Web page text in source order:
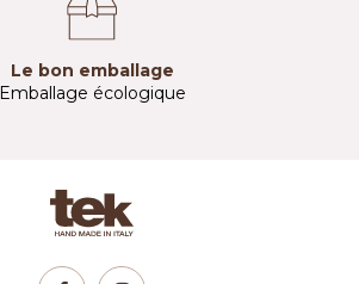
Le bon emballage
Emballage écologique